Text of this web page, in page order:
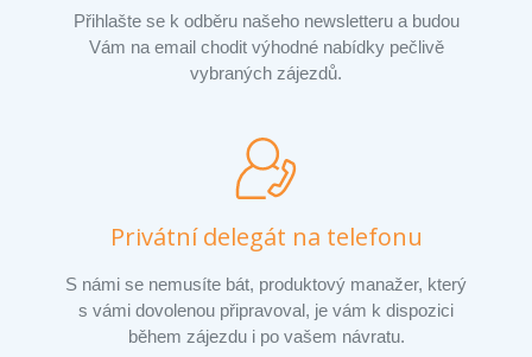
Přihlašte se k odběru našeho newsletteru a budou
Vám na email chodit výhodné nabídky pečlivě
vybraných zájezdů.
Privátní delegát na telefonu
S námi se nemusíte bát, produktový manažer, který
s vámi dovolenou připravoval, je vám k dispozici
během zájezdu i po vašem návratu.